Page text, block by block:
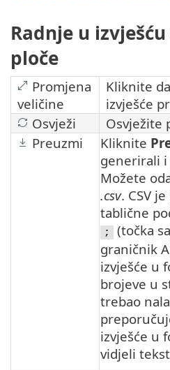
Radnje u
ploče
Promjena
veličine
Kliknite
izvješće
Osvježi
Osvježite
Preuzmi
Kliknite
generirali i
Možete
.csv. CSV
tablične
;
(točka
graničnik
izvješće u
brojeve u
trebao
izvješće u
vidjeli